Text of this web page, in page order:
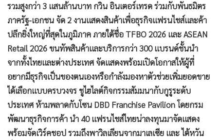
รวมสูงกว่า 3 แสนล้านบาท กวิน อินเตอร์เทรด ร่วมกับพันธมิตร
ภาครัฐ-เอกชน จัด 2 งานแสดงสินค้าเพื่อธุรกิจแฟรนไชส์และค้า
ปลีกยิ่งใหญ่ที่สุดในภูมิภาค ภายใต้ชื่อ TFBO 2026 และ ASEAN
Retail 2026 ขนทัพสินค้าและบริการกว่า 300 แบรนด์ชั้นนำ
จากทั้งไทยและต่างประเทศ จัดแสดงพร้อมเปิดโอกาสให้ผู้ที่
อยากมีธุรกิจเป็นของตนเองหรือกำลังมองหาตัวช่วยเพิ่มยอดขาย
ได้เลือกแบบครบวงจร ชูไฮไลต์กิจกรรมสัมมนากับกูรูระดับ
ประเทศ ห้ามพลาดกับโซน DBD Franchise Pavilion โดยกรม
พัฒนาธุรกิจการค้า นำ 40 แฟรนไชส์ไทยน่าลงทุนมาจัดแสดง
พร้อมจัดเวิร์คชอป รวมถึงพาวิลเลียนจากมาเลเซีย และ ไต้หวัน